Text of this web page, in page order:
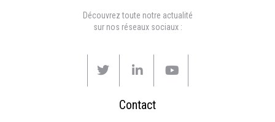
Découvrez toute notre actualité
sur nos réseaux sociaux :
Contact